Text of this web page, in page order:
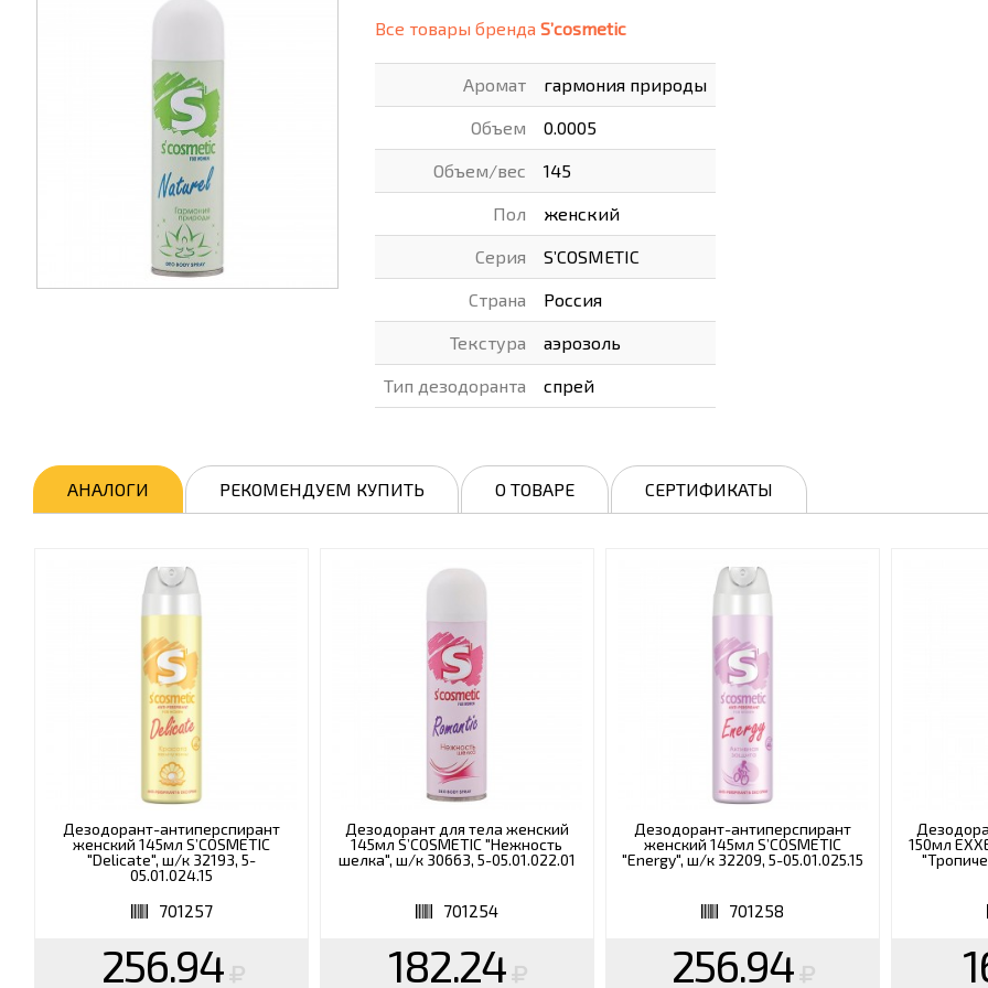
ХОЗТОВАРЫ
ЭЛЕКТРОНИКА
ЭЛЕКТРОТОВАРЫ И ОСВЕЩЕНИЕ
Все товары бренда S’cosmetic
Аромат гармония природы
Объем 0.0005
Объем/вес 145
Пол женский
Серия S’COSMETIC
Страна Россия
Текстура аэрозоль
Тип дезодоранта спрей
АНАЛОГИ РЕКОМЕНДУЕМ КУПИТЬ О ТОВАРЕ СЕРТИФИКАТЫ
Дезодорант-антиперспирант
женский 145мл S’COSMETIC
"Delicate", ш/к 32193, 5-
05.01.024.15
701257
256.94
Дезодорант для тела женский
145мл S’COSMETIC "Нежность
шелка", ш/к 30663, 5-05.01.022.01
701254
182.24
Дезодорант-антиперспирант
женский 145мл S’COSMETIC
"Energy", ш/к 32209, 5-05.01.025.15
701258
256.94
150мл